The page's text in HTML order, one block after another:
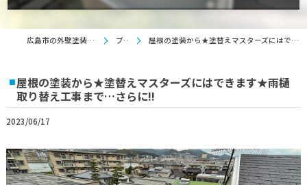
広島市の外壁塗装は塗替えマスターズ ブログ 屋根の塗装から★塗替えマスターズにはできます★雨樋取り替え工事まで…さらに!!
屋根の塗装から★塗替えマスターズにはできます★雨樋
取り替え工事まで…さらに!!
2023/06/17